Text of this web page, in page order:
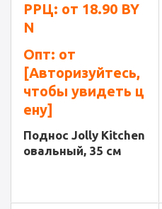
РРЦ: от 18.90 BY
N
Опт: от
[Авторизуйтесь,
чтобы увидеть ц
ену]
Поднос Jolly Kitchen
овальный, 35 см